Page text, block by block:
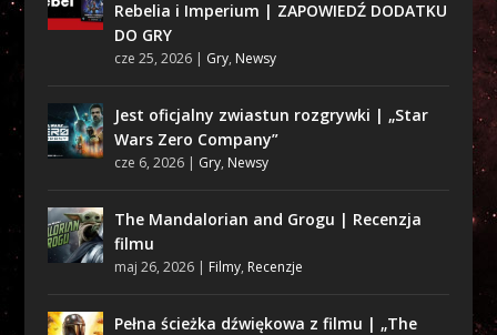
Rebelia i Imperium | ZAPOWIEDŹ DODATKU
DO GRY
cze 25, 2026| Gry, Newsy
Jest oficjalny zwiastun rozgrywki | „Star
Wars Zero Company”
cze 6, 2026| Gry, Newsy
The Mandalorian and Grogu | Recenzja
filmu
maj 26, 2026| Filmy, Recenzje
Pełna ścieżka dźwiękowa z filmu | „The